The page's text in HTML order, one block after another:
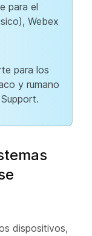
para el
Webex
para los
y rumano
dispositivos,